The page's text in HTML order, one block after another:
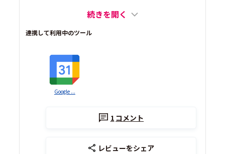
続きを開く
連携して利用中のツール
Google ...
1 コメント
レビューをシェア